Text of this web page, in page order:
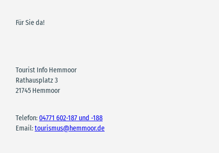
Für Sie da!
Tourist Info Hemmoor
Rathausplatz 3
21745 Hemmoor
Telefon:04771 602-187 und -188
Email:tourismus@hemmoor.de